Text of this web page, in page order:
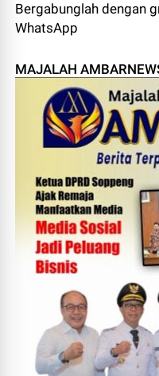
Bergabunglah dengan
WhatsApp
MAJALAH